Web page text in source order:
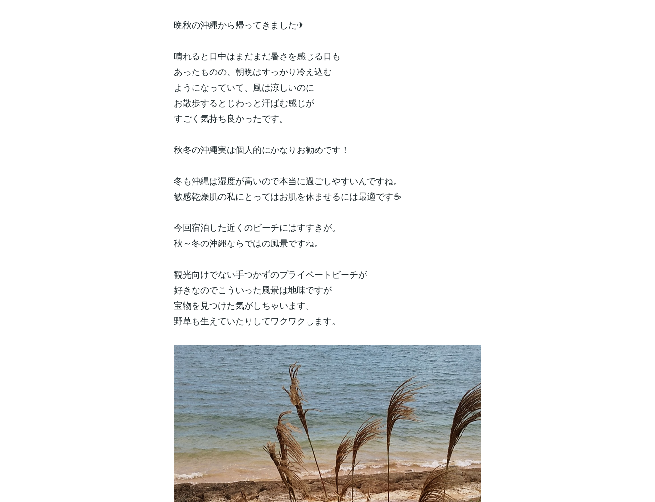
晩秋の沖縄から帰ってきました✈
晴れると日中はまだまだ暑さを感じる日も
あったものの、朝晩はすっかり冷え込む
ようになっていて、風は涼しいのに
お散歩するとじわっと汗ばむ感じが
すごく気持ち良かったです。
秋冬の沖縄実は個人的にかなりお勧めです！
冬も沖縄は湿度が高いので本当に過ごしやすいんですね。
敏感乾燥肌の私にとってはお肌を休ませるには最適です☕
今回宿泊した近くのビーチにはすすきが。
秋～冬の沖縄ならではの風景ですね。
観光向けでない手つかずのプライベートビーチが
好きなのでこういった風景は地味ですが
宝物を見つけた気がしちゃいます。
野草も生えていたりしてワクワクします。